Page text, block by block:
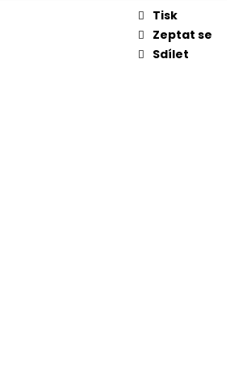
Tisk
Zeptat se
Sdílet